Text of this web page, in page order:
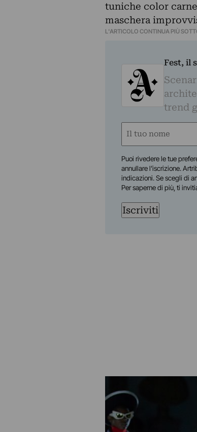
tuniche color
maschera
L'ARTICOLO CONTINUA PIÙ
Fest, il
trend
Nome
Puoi rivedere le tue
annullare l’iscrizione.
indicazioni. Se scegli di
Per saperne di più, ti
Iscriviti